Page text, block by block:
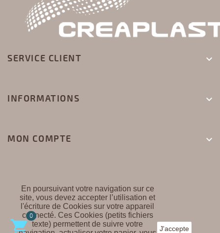
SERVICE CLIENT 
INFORMATIONS 
MON COMPTE 
En poursuivant votre navigation sur ce
site, vous devez accepter l’utilisation et
l'écriture de Cookies sur votre appareil
connecté. Ces Cookies (petits fichiers
texte) permettent de suivre votre
J'accepte
CREAPLAST ©

0